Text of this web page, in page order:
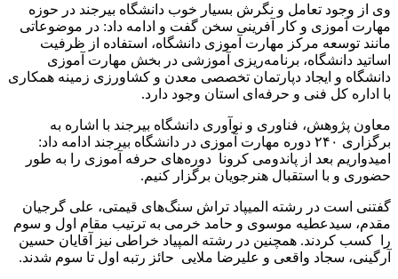
وی از وجود تعامل و نگرش بسیار خوب دانشگاه بیرجند در حوزه
مهارت آموزی و کار آفرینی سخن گفت و ادامه داد: در موضوعاتی
مانند توسعه مرکز مهارت آموزی دانشگاه، استفاده از ظرفیت
اساتید دانشگاه، برنامه‌ریزی آموزشی در بخش مهارت آموزی
دانشگاه و ایجاد دپارتمان تخصصی معدن و کشاورزی زمینه همکاری
با اداره کل فنی و حرفه‌ای استان وجود دارد.
معاون پژوهش، فناوری و نوآوری دانشگاه بیرجند با اشاره به
برگزاری ۲۴۰ دوره مهارت آموزی در دانشگاه بیرجند ادامه داد:
امیدواریم بعد از پاندومی کرونا دوره‌های حرفه آموزی را به طور
حضوری و با استقبال هنرجویان برگزار کنیم.
گفتنی است در رشته المیپاد تراش سنگ‌های قیمتی، علی گرجیان
مقدم، سیدعطیه موسوی و حامد خرمی به ترتیب مقام اول و سوم
را کسب کردند. همچنین در رشته المپیاد خراطی نیز آقایان حسین
آرگینی، سجاد واقعی و علیرضا ملایی حائز رتبه اول تا سوم شدند.